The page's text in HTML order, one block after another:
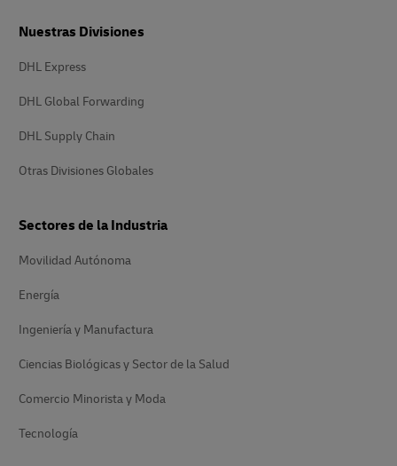
Nuestras Divisiones
DHL Express
DHL Global Forwarding
DHL Supply Chain
Otras Divisiones Globales
Sectores de la Industria
Movilidad Autónoma
Energía
Ingeniería y Manufactura
Ciencias Biológicas y Sector de la Salud
Comercio Minorista y Moda
Tecnología